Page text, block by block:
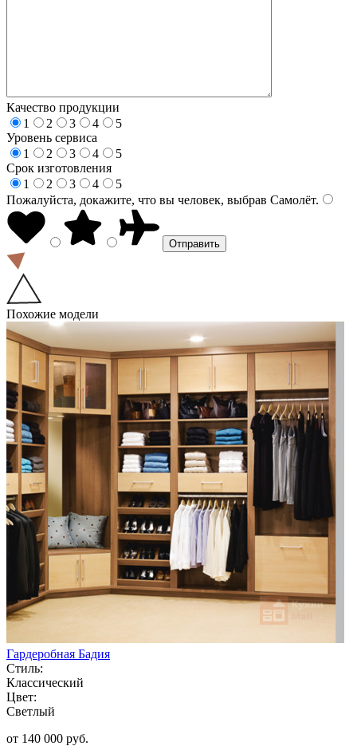
Качество продукции
1
2 3 4
5
Уровень сервиса
1
2 3 4
5
Срок изготовления
1
2 3 4
5
Пожалуйста, докажите, что вы человек, выбрав Самолёт.
Похожие модели
Гардеробная Бадия
Стиль:
Классический
Цвет:
Светлый
от 140 000 руб.